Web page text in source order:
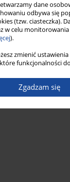
dane
odbywa się
(tzw. ciasteczka).
w celu
).
zmienić
funkcjonalności
Zgadzam się